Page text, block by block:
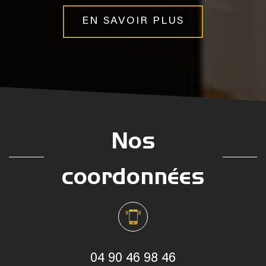
EN SAVOIR PLUS
Nos
coordonnées
04 90 46 98 46